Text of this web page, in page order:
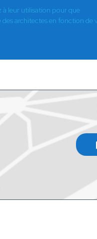
à leur utilisation pour que
architectes en fonction de